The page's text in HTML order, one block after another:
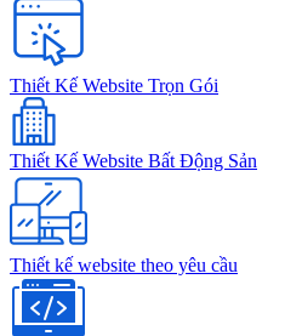
Thiết Kế Website Trọn Gói
Thiết Kế Website Bất Động Sản
Thiết kế website theo yêu cầu